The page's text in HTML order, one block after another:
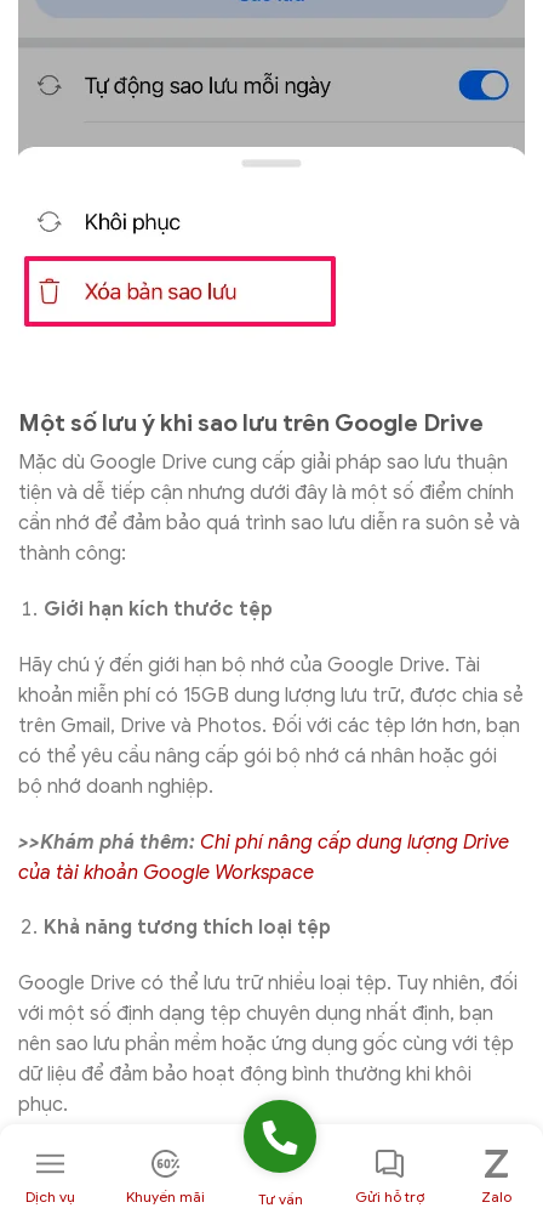
Một số lưu ý khi sao lưu trên Google Drive
Mặc dù Google Drive cung cấp giải pháp sao lưu thuận
tiện và dễ tiếp cận nhưng dưới đây là một số điểm chính
cần nhớ để đảm bảo quá trình sao lưu diễn ra suôn sẻ và
thành công:
Giới hạn kích thước tệp
Hãy chú ý đến giới hạn bộ nhớ của Google Drive. Tài
khoản miễn phí có 15GB dung lượng lưu trữ, được chia sẻ
trên Gmail, Drive và Photos. Đối với các tệp lớn hơn, bạn
có thể yêu cầu nâng cấp gói bộ nhớ cá nhân hoặc gói
bộ nhớ doanh nghiệp.
>>Khám phá thêm: Chi phí nâng cấp dung lượng Drive
của tài khoản Google Workspace
Khả năng tương thích loại tệp
Google Drive có thể lưu trữ nhiều loại tệp. Tuy nhiên, đối
với một số định dạng tệp chuyên dụng nhất định, bạn
nên sao lưu phần mềm hoặc ứng dụng gốc cùng với tệp
dữ liệu để đảm bảo hoạt động bình thường khi khôi
phục.
Kiểm soát phiên bản
Dịch vụ Khuyến mãi Tư vấn Gửi hỗ trợ Zalo